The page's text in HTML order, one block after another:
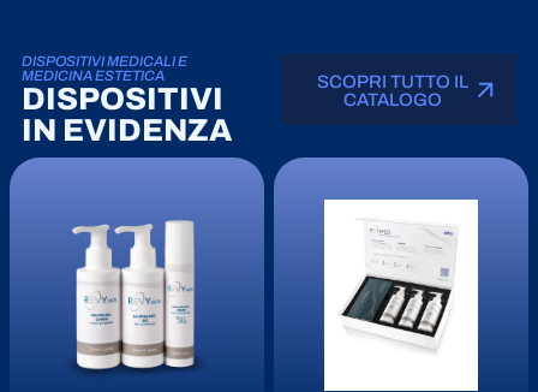
DISPOSITIVI MEDICALI E
MEDICINA ESTETICA
DISPOSITIVI
IN EVIDENZA
SCOPRI TUTTO IL
CATALOGO